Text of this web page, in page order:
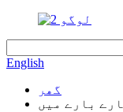
English
گھر
بارے میں